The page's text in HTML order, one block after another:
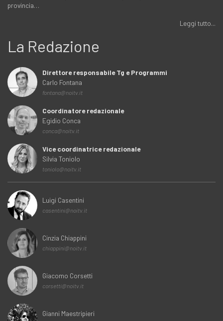
provincia…
Leggi tutto...
La Redazione
Direttore responsabile Tg e Programmi
Carlo Fontana
fontana@noitv.it
Coordinatore redazionale
Egidio Conca
conca@noitv.it
Vice coordinatrice redazionale
Silvia Toniolo
toniolo@noitv.it
Luigi Casentini
casentini@noitv.it
Cinzia Chiappini
chiappini@noitv.it
Giacomo Corsetti
corsetti@noitv.it
Gianni Maestripieri